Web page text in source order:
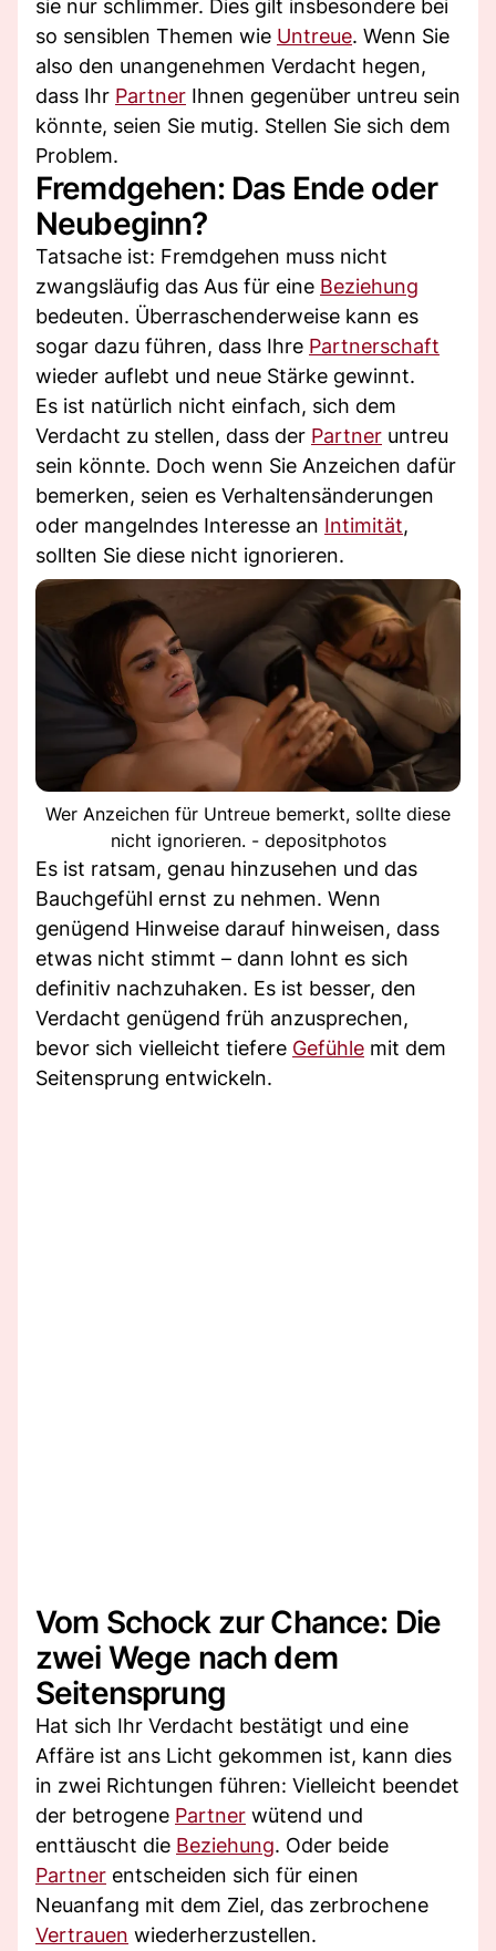
sie nur schlimmer. Dies gilt insbesondere bei
so sensiblen Themen wie Untreue. Wenn Sie
also den unangenehmen Verdacht hegen,
dass Ihr Partner Ihnen gegenüber untreu sein
könnte, seien Sie mutig. Stellen Sie sich dem
Problem.
Fremdgehen: Das Ende oder
Neubeginn?
Tatsache ist: Fremdgehen muss nicht
zwangsläufig das Aus für eine Beziehung
bedeuten. Überraschenderweise kann es
sogar dazu führen, dass Ihre Partnerschaft
wieder auflebt und neue Stärke gewinnt.
Es ist natürlich nicht einfach, sich dem
Verdacht zu stellen, dass der Partner untreu
sein könnte. Doch wenn Sie Anzeichen dafür
bemerken, seien es Verhaltensänderungen
oder mangelndes Interesse an Intimität,
sollten Sie diese nicht ignorieren.
Wer Anzeichen für Untreue bemerkt, sollte diese
nicht ignorieren. - depositphotos
Es ist ratsam, genau hinzusehen und das
Bauchgefühl ernst zu nehmen. Wenn
genügend Hinweise darauf hinweisen, dass
etwas nicht stimmt – dann lohnt es sich
definitiv nachzuhaken. Es ist besser, den
Verdacht genügend früh anzusprechen,
bevor sich vielleicht tiefere Gefühle mit dem
Seitensprung entwickeln.
Vom Schock zur Chance: Die
zwei Wege nach dem
Seitensprung
Hat sich Ihr Verdacht bestätigt und eine
Affäre ist ans Licht gekommen ist, kann dies
in zwei Richtungen führen: Vielleicht beendet
der betrogene Partner wütend und
enttäuscht die Beziehung. Oder beide
Partner entscheiden sich für einen
Neuanfang mit dem Ziel, das zerbrochene
Vertrauen wiederherzustellen.